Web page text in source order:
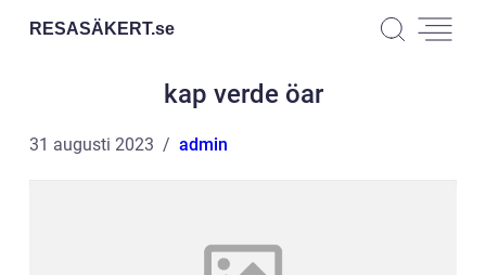
RESASÄKERT.se
kap verde öar
31 augusti 2023 admin